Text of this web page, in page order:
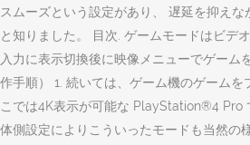
スムーズという設定があり、 遅延を抑えな
と知りました。 目次. ゲームモードはビデ
入力に表示切換後に映像メニューでゲーム
作手順） 1. 続いては、ゲーム機のゲームを
こでは4K表示が可能な PlayStation®4 Pro
体側設定によりこういったモードも当然の